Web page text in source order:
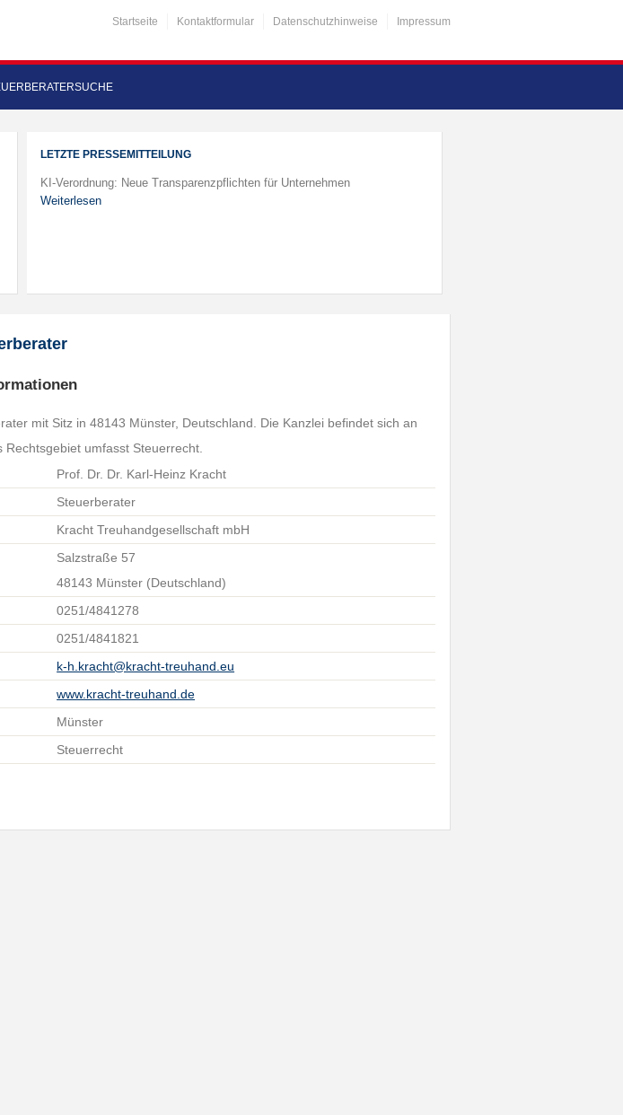
Startseite Kontaktformular Datenschutzhinweise Impressum
LETZTE PRESSEMITTEILUNG
KI-Verordnung: Neue Transparenzpflichten für Unternehmen
Weiterlesen
mit Sitz in 48143 Münster, Deutschland. Die Kanzlei befindet sich an
umfasst Steuerrecht.
Prof. Dr. Dr. Karl-Heinz Kracht
Steuerberater
Kracht Treuhandgesellschaft mbH
Salzstraße 57
48143 Münster (Deutschland)
0251/4841278
0251/4841821
k-h.kracht@kracht-treuhand.eu
www.kracht-treuhand.de
Münster
Steuerrecht